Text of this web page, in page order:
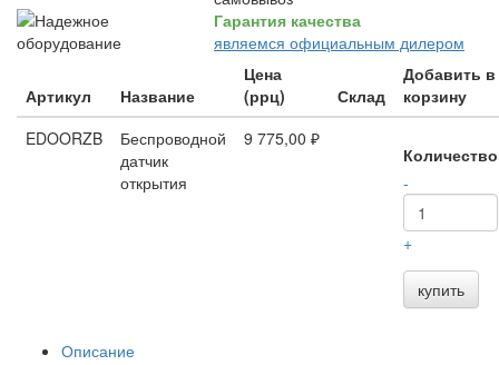
Гарантия качества
являемся официальным дилером
Артикул Название
Цена
(ррц)
Склад
Добавить в
корзину
EDOORZB
Беспроводной
датчик
открытия
9 775,00 ₽
Количество
-
+
купить
Описание